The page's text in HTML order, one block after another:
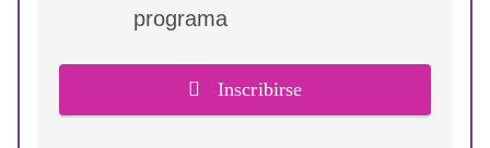
Inscribirse
programa